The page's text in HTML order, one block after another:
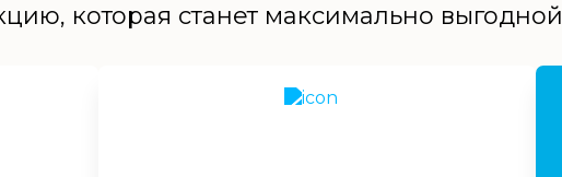
которая станет максимально